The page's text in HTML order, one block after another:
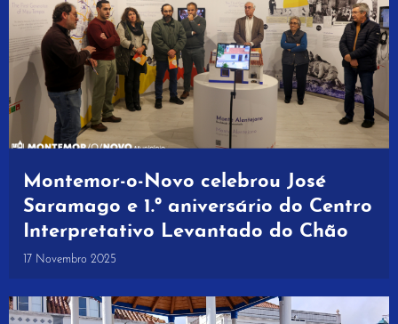
Montemor-o-Novo celebrou José
Saramago e 1.º aniversário do Centro
Interpretativo Levantado do Chão
17 Novembro 2025